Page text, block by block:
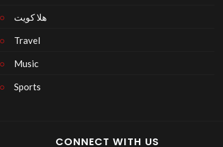
هلا كويت
Travel
Music
Sports
CONNECT WITH US